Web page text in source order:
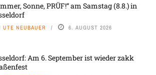
Sonne, PRÜF!“ am Samstag (8.8.) in
UTE NEUBAUER 6. AUGUST 2026
Am 6. September ist wieder zakk